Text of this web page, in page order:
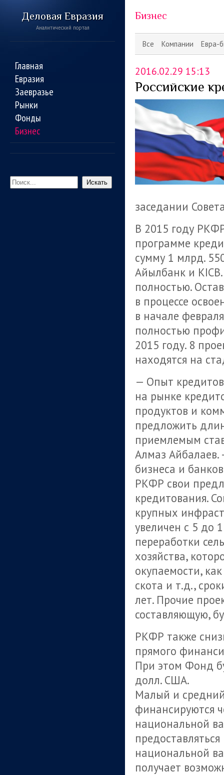
Деловая Евразия
Аналитический портал
Главная
Евразия
Заевразье
Рынки
Фонды
Бизнес
Искать
Все Компании Евра-
Бизнес
2016.02.29 15:13
Российские
заседании
В 2015 году
программе
сумму 1 млрд.
Айылбанк и
полностью.
в процессе
в начале
полностью
2015 году. 8
находятся на
— Опыт
на рынке
продуктов и
предложить
приемлемым
Алмаз Айбалаев.
бизнеса и
РКФР свои
кредитования.
крупных
увеличен с 5 до
переработки
хозяйства,
окупаемости,
скота и т.д.,
лет. Прочие
составляющую,
РКФР также
прямого
При этом Фонд
долл. США.
Малый и
финансируются
национальной
национальной
получает